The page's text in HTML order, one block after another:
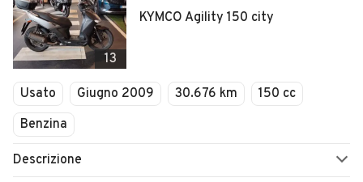
13
KYMCO Agility 150 city
Usato Giugno 2009 30.676 km
150 cc
Benzina
Descrizione